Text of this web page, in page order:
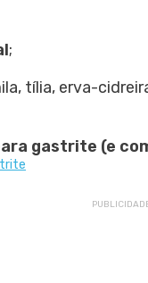
;
tília, erva-
gastrite (e